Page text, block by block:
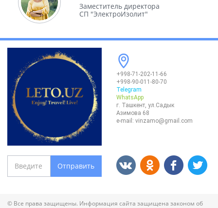
Заместитель директора
СП "ЭлектроИзолит"
+998-71-202-11-66
+998-90-011-80-70
Telegram
WhatsApp
г. Ташкент, ул.Садык
Азимова 68
e-mail: vinzamo@gmail.com
Отправить
© Все права защищены. Информация сайта защищена законом об